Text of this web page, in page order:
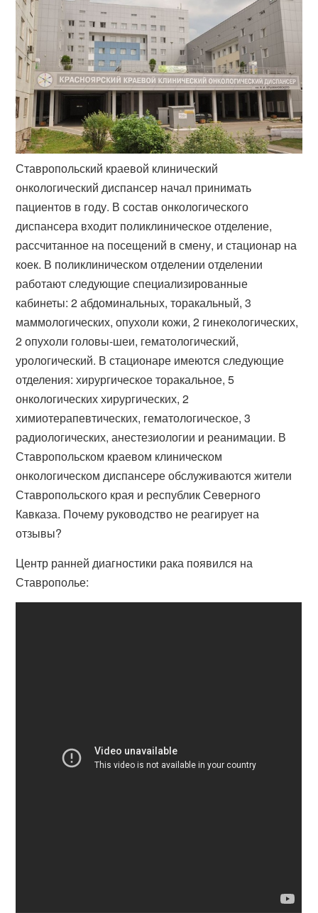
Ставропольский краевой клинический
онкологический диспансер начал принимать
пациентов в году. В состав онкологического
диспансера входит поликлиническое отделение,
рассчитанное на посещений в смену, и стационар на
коек. В поликлиническом отделении отделении
работают следующие специализированные
кабинеты: 2 абдоминальных, торакальный, 3
маммологических, опухоли кожи, 2 гинекологических,
2 опухоли головы-шеи, гематологический,
урологический. В стационаре имеются следующие
отделения: хирургическое торакальное, 5
онкологических хирургических, 2
химиотерапевтических, гематологическое, 3
радиологических, анестезиологии и реанимации. В
Ставропольском краевом клиническом
онкологическом диспансере обслуживаются жители
Ставропольского края и республик Северного
Кавказа. Почему руководство не реагирует на
отзывы?
Центр ранней диагностики рака появился на
Ставрополье: